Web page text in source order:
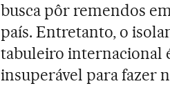
busca pôr remendos
país. Entretanto, o
tabuleiro internacional
insuperável para fazer